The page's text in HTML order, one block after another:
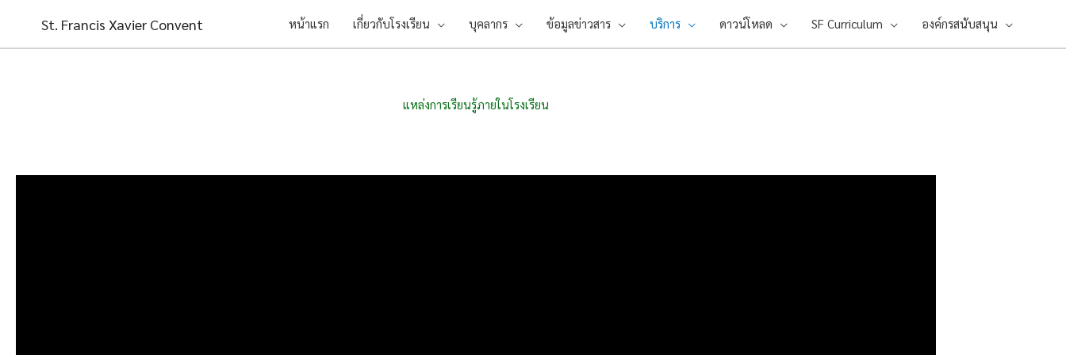
content
St. Francis Xavier Convent หน้าแรก เกี่ยวกับโรงเรียน บุคลากร ข้อมูลข่าวสาร บริการ ดาวน์โหลด SF Curriculum องค์กรสนับสนุน
แหล่งการเรียนรู้ภายในโรงเรียน